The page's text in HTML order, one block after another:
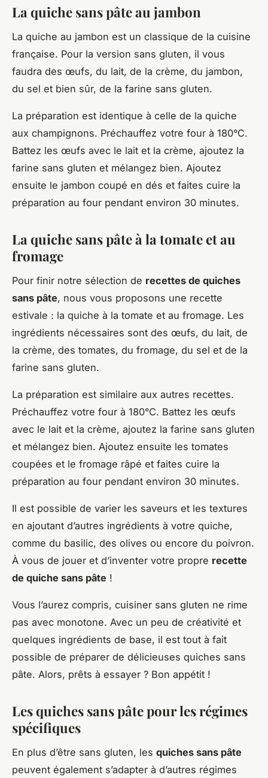
La quiche sans pâte au jambon
La quiche au jambon est un classique de la cuisine
française. Pour la version sans gluten, il vous
faudra des œufs, du lait, de la crème, du jambon,
du sel et bien sûr, de la farine sans gluten.
La préparation est identique à celle de la quiche
aux champignons. Préchauffez votre four à 180°C.
Battez les œufs avec le lait et la crème, ajoutez la
farine sans gluten et mélangez bien. Ajoutez
ensuite le jambon coupé en dés et faites cuire la
préparation au four pendant environ 30 minutes.
La quiche sans pâte à la tomate et au
fromage
Pour finir notre sélection de recettes de quiches
sans pâte, nous vous proposons une recette
estivale : la quiche à la tomate et au fromage. Les
ingrédients nécessaires sont des œufs, du lait, de
la crème, des tomates, du fromage, du sel et de la
farine sans gluten.
La préparation est similaire aux autres recettes.
Préchauffez votre four à 180°C. Battez les œufs
avec le lait et la crème, ajoutez la farine sans gluten
et mélangez bien. Ajoutez ensuite les tomates
coupées et le fromage râpé et faites cuire la
préparation au four pendant environ 30 minutes.
Il est possible de varier les saveurs et les textures
en ajoutant d’autres ingrédients à votre quiche,
comme du basilic, des olives ou encore du poivron.
À vous de jouer et d’inventer votre propre recette
de quiche sans pâte !
Vous l’aurez compris, cuisiner sans gluten ne rime
pas avec monotone. Avec un peu de créativité et
quelques ingrédients de base, il est tout à fait
possible de préparer de délicieuses quiches sans
pâte. Alors, prêts à essayer ? Bon appétit !
Les quiches sans pâte pour les régimes
spécifiques
En plus d’être sans gluten, les quiches sans pâte
peuvent également s’adapter à d’autres régimes